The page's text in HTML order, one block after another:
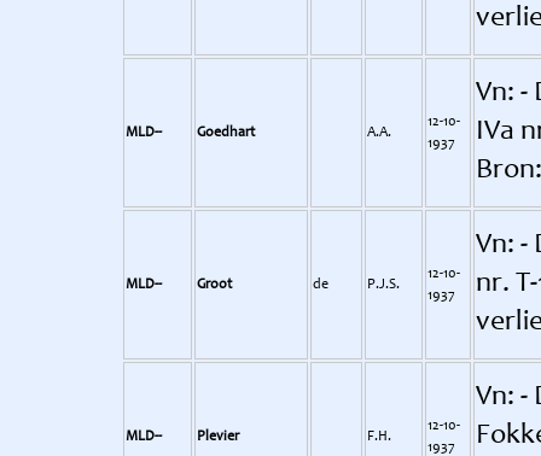
MLD-- Goedhart A.A.
12-10-
1937
Vn: -
IVa
MLD-- Groot de P.J.S.
12-10-
1937
Vn: -
nr.
MLD-- Plevier F.H.
12-10-
1937
Vn: -